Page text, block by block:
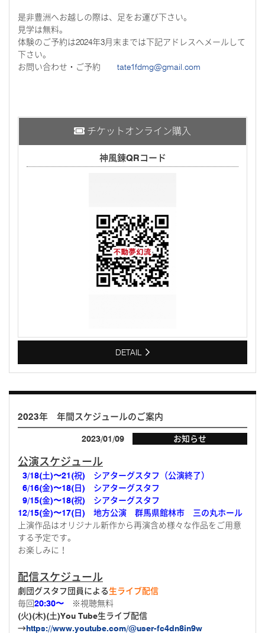
是非豊洲へお越しの際は、足をお運び下さい。
見学は無料。
体験のご予約は2024年3月末までは下記アドレスへメールして
下さい。
お問い合わせ・ご予約 tate1fdmg@gmail.com
チケットオンライン購入
神風錬QRコード
DETAIL
2023年 年間スケジュールのご案内
2023/01/09 お知らせ
公演スケジュール
3/18(土)〜21(祝) シアターグスタフ（公演終了）
6/16(金)〜18(日) シアターグスタフ
9/15(金)〜18(祝) シアターグスタフ
12/15(金)〜17(日) 地方公演 群馬県館林市 三の丸ホール
上演作品はオリジナル新作から再演含め様々な作品をご用意
する予定です。
お楽しみに！
配信スケジュール
劇団グスタフ団員による生ライブ配信
毎回20:30〜 ※視聴無料
(火)(木)(土)You Tube生ライブ配信
→https://www.youtube.com/@user-fc4dn8in9w